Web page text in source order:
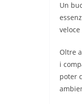
Un
Oltre
i
poter